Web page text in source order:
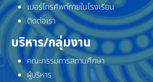
เบอร์โทรศัพท์ภายในโรงเรียน
ติดต่อเรา
บริหาร/กลุ่มงาน
คณะกรรมการสถานศึกษา
ผู้บริหาร